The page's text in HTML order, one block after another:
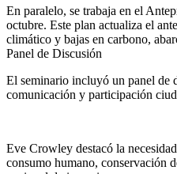
En paralelo, se trabaja en el
octubre. Este plan actualiza el
climático y bajas en carbono,
Panel de Discusión
El seminario incluyó un panel de
comunicación y participación
Eve Crowley destacó la
consumo humano, conservación